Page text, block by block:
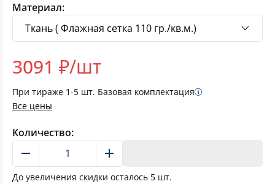
Материал:
3091 ₽/шт
При тираже 1-5 шт. Базовая комплектация
Все цены
Количество:
До увеличения скидки осталось 5 шт.